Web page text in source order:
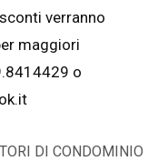
verranno
maggiori
o
DI CONDOMINIO